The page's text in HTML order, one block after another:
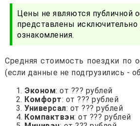
Цены не являются публичной
представлены исключительно
ознакомления.
Средняя стоимость поездки по
(если данные не подгрузились -
Эконом: от ??? рублей
Комфорт: от ??? рублей
Универсал: от ??? рублей
Компактвэн: от ??? рублей